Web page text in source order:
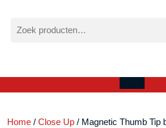
naar:
Open
Home / Close Up / Magnetic Thumb Tip